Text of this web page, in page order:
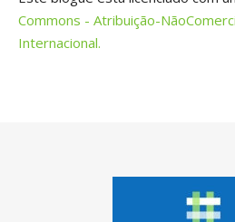
Commons - Atribuição-
Internacional.